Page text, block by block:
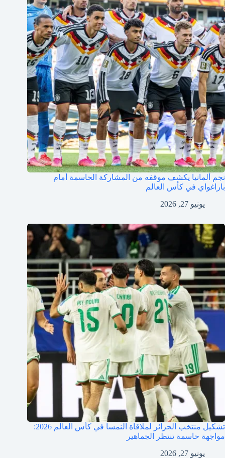
نجم ألمانيا يكشف موقفه من المشاركة الحاسمة أمام
باراغواي في كأس العالم
يونيو 27, 2026
تشكيل منتخب الجزائر لملاقاة النمسا في كأس العالم 2026:
مواجهة حاسمة تنتظر الجماهير
يونيو 27, 2026